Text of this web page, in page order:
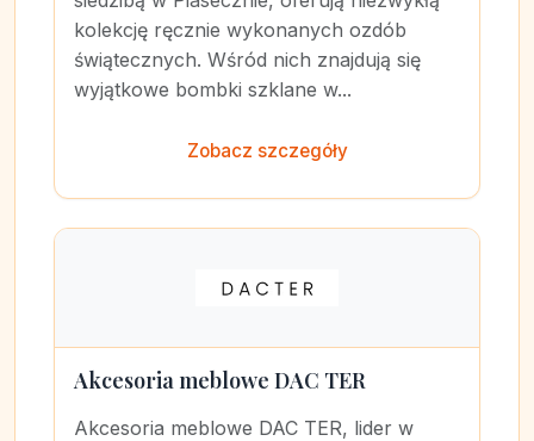
kolekcję ręcznie wykonanych ozdób
świątecznych. Wśród nich znajdują się
wyjątkowe bombki szklane w...
Zobacz szczegóły
Akcesoria meblowe DAC TER
Akcesoria meblowe DAC TER, lider w